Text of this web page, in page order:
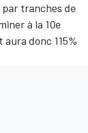
tranches de
à la 10e
donc 115%